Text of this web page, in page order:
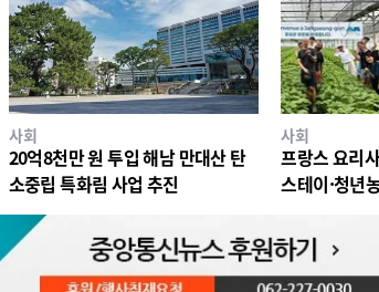
사회
20억8천만 원 투입 해남 만대산 탄
소중립 특화림 사업 추진
사회
프랑스 요리
스테이·청년